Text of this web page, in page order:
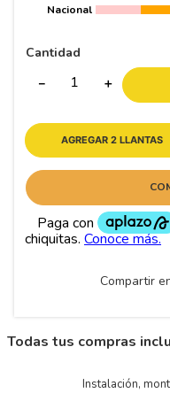
Nacional
Cantidad
＋
－
AGREGAR 2 LLANTAS
Compartir
Todas tus compras
Instalación,